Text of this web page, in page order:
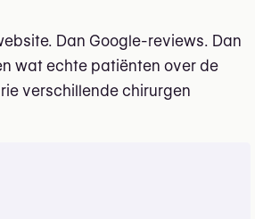
Dan Google-reviews. Dan
wat echte patiënten over de
verschillende chirurgen